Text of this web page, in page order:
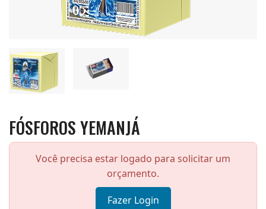
FÓSFOROS YEMANJÁ
Você precisa estar logado para solicitar um
orçamento.
Fazer Login